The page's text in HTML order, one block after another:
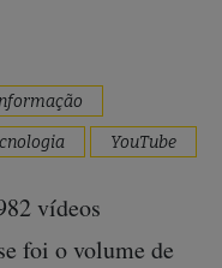
YouTube
vídeos
foi o volume de